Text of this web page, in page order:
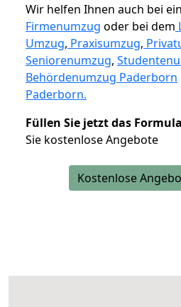
Wir helfen Ihnen auch bei
Firmenumzug oder bei dem
Umzug, Praxisumzug,
Seniorenumzug,
Behördenumzug Paderborn
Paderborn.
Füllen Sie jetzt das
Sie kostenlose Angebote
Kostenlose